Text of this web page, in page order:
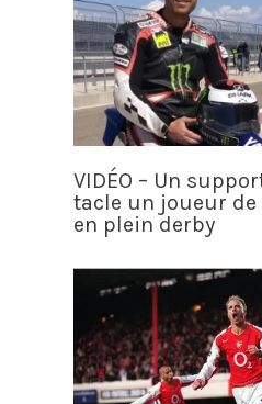
VIDÉO – Un
tacle un joueur de
en plein derby